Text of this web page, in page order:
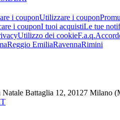
i couponUtilizzare i coupon
i couponI tuoi acquistiLe tue
Utilizzo dei cookieF.a.q.
Reggio EmiliaRavennaRimini
Battaglia 12, 20127